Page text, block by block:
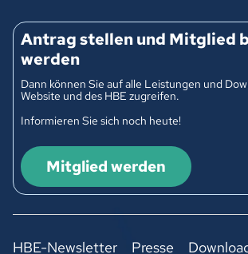
Antrag stellen und Mitglied
werden
Dann können Sie auf alle Leistungen und
Website und des HBE zugreifen.
Informieren Sie sich noch heute!
Mitglied werden
HBE-Newsletter Presse